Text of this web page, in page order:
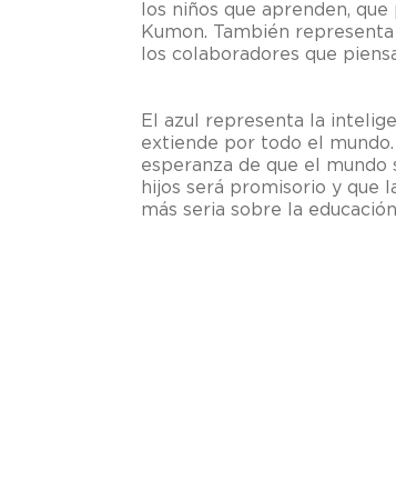
los niños que aprenden,
Kumon. También
los colaboradores que
El azul representa la
extiende por todo el
esperanza de que el
hijos será promisorio y que
más seria sobre la